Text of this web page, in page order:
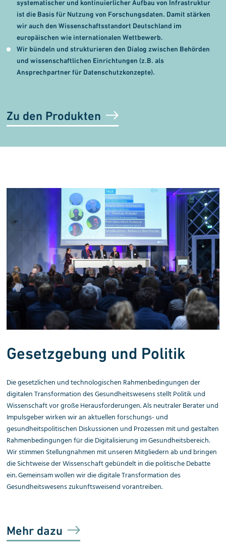
systematischer und kontinuierlicher Aufbau von Infrastruktur
ist die Basis für Nutzung von Forschungsdaten. Damit stärken
wir auch den Wissenschaftsstandort Deutschland im
europäischen wie internationalen Wettbewerb.
Wir bündeln und strukturieren den Dialog zwischen Behörden
und wissenschaftlichen Einrichtungen (z.B. als
Ansprechpartner für Datenschutzkonzepte).
Zu den Produkten
Gesetz­gebung und Politik
Die gesetzlichen und technologischen Rahmen­bedingungen der
digitalen Transformation des Gesundheitswesens stellt Politik und
Wissenschaft vor große Herausforderungen. Als neutraler Berater und
Impulsgeber wirken wir an aktuellen forschungs- und
gesundheitspolitischen Diskussionen und Prozessen mit und gestalten
Rahmenbedingungen für die Digitalisierung im Gesundheitsbereich.
Wir stimmen Stellungnahmen mit unseren Mitgliedern ab und bringen
die Sichtweise der Wissenschaft gebündelt in die politische Debatte
ein. Gemeinsam wollen wir die digitale Transformation des
Gesundheitswesens zukunftsweisend vorantreiben.
Mehr dazu